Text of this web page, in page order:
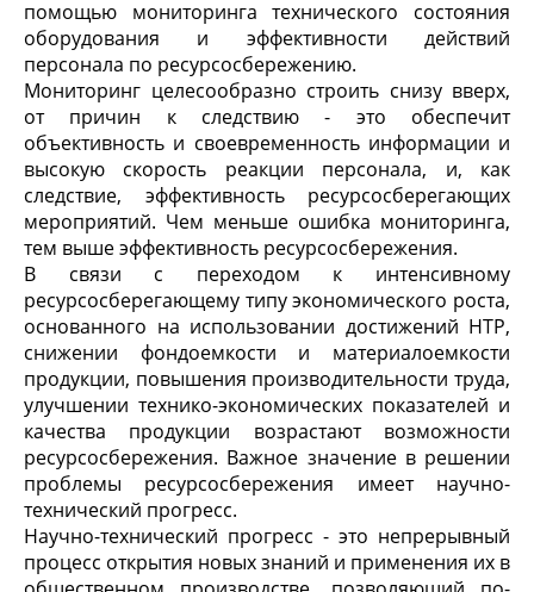
помощью мониторинга технического состояния
оборудования и эффективности действий
персонала по ресурсосбережению.
Мониторинг целесообразно строить снизу вверх,
от причин к следствию - это обеспечит
объективность и своевременность информации и
высокую скорость реакции персонала, и, как
следствие, эффективность ресурсосберегающих
мероприятий. Чем меньше ошибка мониторинга,
тем выше эффективность ресурсосбережения.
В связи с переходом к интенсивному
ресурсосберегающему типу экономического роста,
основанного на использовании достижений НТР,
снижении фондоемкости и материалоемкости
продукции, повышения производительности труда,
улучшении технико-экономических показателей и
качества продукции возрастают возможности
ресурсосбережения. Важное значение в решении
проблемы ресурсосбережения имеет научно-
технический прогресс.
Научно-технический прогресс - это непрерывный
процесс открытия новых знаний и применения их в